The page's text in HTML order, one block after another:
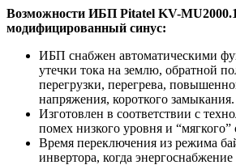
Возможности ИБП Pitatel KV-
модифицированный синус:
ИБП снабжен автоматическими
утечки тока на землю, обратной
перегрузки, перегрева,
напряжения, короткого замыкания.
Изготовлен в соответствии с
помех низкого уровня и “мягкого”
Время переключения из режима
инвертора, когда энергоснабжение